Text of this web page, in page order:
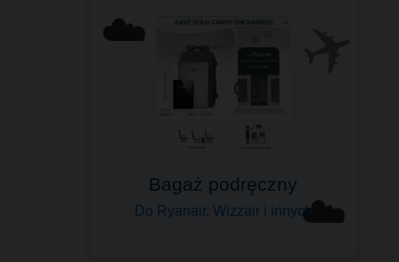
☁️
☁️
Sprawdzony przez tysiące